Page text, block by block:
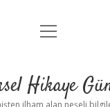
Anasayfa
Yasal Uyarı
menüyü
Hikaye
ilham alan neşeli